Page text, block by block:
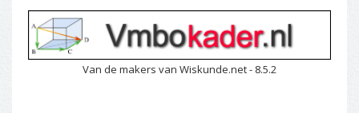
Van de makers van Wiskunde.net - 8.5.2